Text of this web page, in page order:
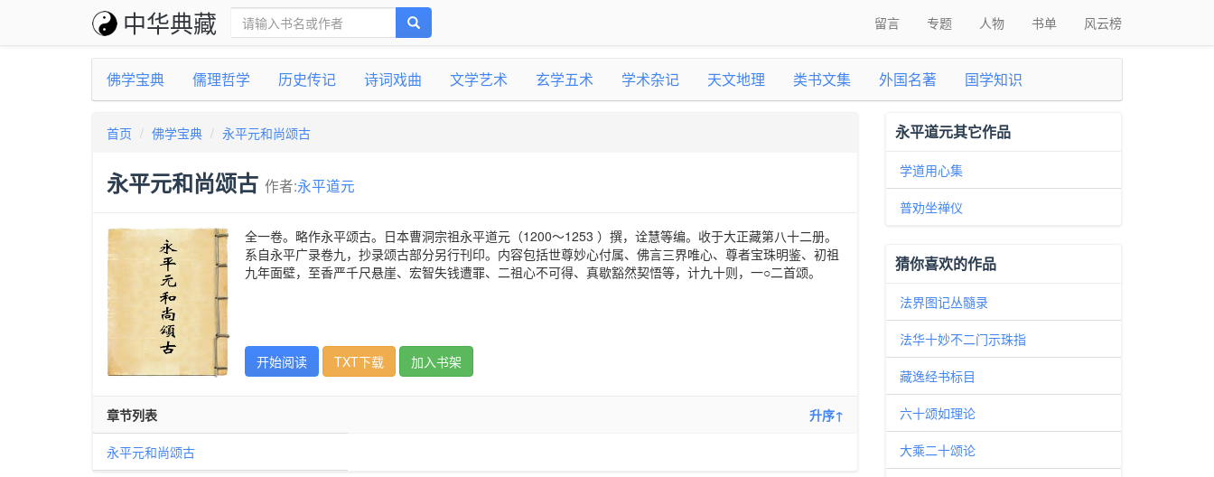
中华典藏 留言 专题 人物 书单 风云榜
佛学宝典 儒理哲学 历史传记 诗词戏曲 文学艺术 玄学五术 学术杂记 天文地理 类书文集 外国名著 国学知识
首页 佛学宝典 永平元和尚颂古
永平元和尚颂古 作者:永平道元
全一卷。略作永平颂古。日本曹洞宗祖永平道元（1200～1253 ）撰，诠慧等编。收于大正藏第八十二册。
系自永平广录卷九，抄录颂古部分另行刊印。内容包括世尊妙心付属、佛言三界唯心、尊者宝珠明鉴、初祖
九年面壁，至香严千尺悬崖、宏智失钱遭罪、二祖心不可得、真歇豁然契悟等，计九十则，一○二首颂。
开始阅读 TXT下载 加入书架
章节列表 升序↑
永平元和尚颂古
永平道元其它作品
学道用心集
普劝坐禅仪
猜你喜欢的作品
法界图记丛髓录
法华十妙不二门示珠指
藏逸经书标目
六十颂如理论
大乘二十颂论